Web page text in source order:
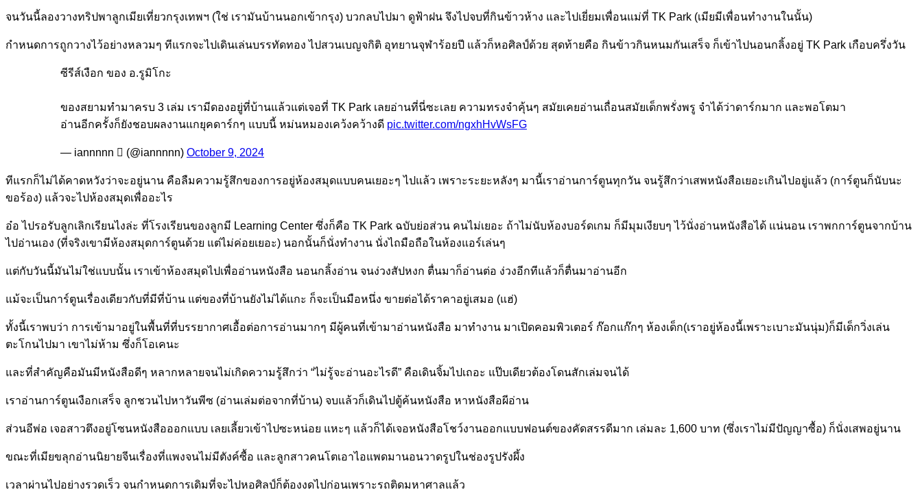
จนวันนี้ลองวางทริปพาลูกเมียเที่ยวกรุงเทพฯ (ใช่ เรามันบ้านนอกเข้ากรุง) บวกลบไปมา ดูฟ้าฝน จึงไปจบที่กินข้าวห้าง และไปเยี่ยมเพื่อนแม่ที่ TK Park (เมียมีเพื่อนทำงานในนั้น)
กำหนดการถูกวางไว้อย่างหลวมๆ ทีแรกจะไปเดินเล่นบรรทัดทอง ไปสวนเบญจกิติ อุทยานจุฬาร้อยปี แล้วก็หอศิลป์ด้วย สุดท้ายคือ กินข้าวกินหนมกันเสร็จ ก็เข้าไปนอนกลิ้งอยู่ TK Park เกือบครึ่งวัน
ซีรีส์เงือก ของ อ.รูมิโกะ
ของสยามทำมาครบ 3 เล่ม เรามีดองอยู่ที่บ้านแล้วแต่เจอที่ TK Park เลยอ่านที่นี่ซะเลย ความทรงจำคุ้นๆ สมัยเคยอ่านเถื่อนสมัยเด็กพรั่งพรู จำได้ว่าดาร์กมาก และพอโตมา
อ่านอีกครั้งก็ยังชอบผลงานแกยุคดาร์กๆ แบบนี้ หม่นหมองเคว้งคว้างดี pic.twitter.com/ngxhHvWsFG
— iannnnn  (@iannnnn) October 9, 2024
ทีแรกก็ไม่ได้คาดหวังว่าจะอยู่นาน คือลืมความรู้สึกของการอยู่ห้องสมุดแบบคนเยอะๆ ไปแล้ว เพราะระยะหลังๆ มานี้เราอ่านการ์ตูนทุกวัน จนรู้สึกว่าเสพหนังสือเยอะเกินไปอยู่แล้ว (การ์ตูนก็นับนะ
ขอร้อง) แล้วจะไปห้องสมุดเพื่ออะไร
อ๋อ ไปรอรับลูกเลิกเรียนไงล่ะ ที่โรงเรียนของลูกมี Learning Center ซึ่งก็คือ TK Park ฉบับย่อส่วน คนไม่เยอะ ถ้าไม่นับห้องบอร์ดเกม ก็มีมุมเงียบๆ ไว้นั่งอ่านหนังสือได้ แน่นอน เราพกการ์ตูนจากบ้าน
ไปอ่านเอง (ที่จริงเขามีห้องสมุดการ์ตูนด้วย แต่ไม่ค่อยเยอะ) นอกนั้นก็นั่งทำงาน นั่งไถมือถือในห้องแอร์เล่นๆ
แต่กับวันนี้มันไม่ใช่แบบนั้น เราเข้าห้องสมุดไปเพื่ออ่านหนังสือ นอนกลิ้งอ่าน จนง่วงสัปหงก ตื่นมาก็อ่านต่อ ง่วงอีกทีแล้วก็ตื่นมาอ่านอีก
แม้จะเป็นการ์ตูนเรื่องเดียวกับที่มีที่บ้าน แต่ของที่บ้านยังไม่ได้แกะ ก็จะเป็นมือหนึ่ง ขายต่อได้ราคาอยู่เสมอ (แฮ่)
ทั้งนี้เราพบว่า การเข้ามาอยู่ในพื้นที่ที่บรรยากาศเอื้อต่อการอ่านมากๆ มีผู้คนที่เข้ามาอ่านหนังสือ มาทำงาน มาเปิดคอมพิวเตอร์ ก๊อกแก๊กๆ ห้องเด็ก(เราอยู่ห้องนี้เพราะเบาะมันนุ่ม)ก็มีเด็กวิ่งเล่น
ตะโกนไปมา เขาไม่ห้าม ซึ่งก็โอเคนะ
และที่สำคัญคือมันมีหนังสือดีๆ หลากหลายจนไม่เกิดความรู้สึกว่า “ไม่รู้จะอ่านอะไรดี” คือเดินจิ้มไปเถอะ แป๊บเดียวต้องโดนสักเล่มจนได้
เราอ่านการ์ตูนเงือกเสร็จ ลูกชวนไปหาวันพีซ (อ่านเล่มต่อจากที่บ้าน) จบแล้วก็เดินไปตู้ค้นหนังสือ หาหนังสือผีอ่าน
ส่วนอีพ่อ เจอสาวตึงอยู่โซนหนังสือออกแบบ เลยเลี้ยวเข้าไปซะหน่อย แหะๆ แล้วก็ได้เจอหนังสือโชว์งานออกแบบฟอนต์ของคัดสรรดีมาก เล่มละ 1,600 บาท (ซึ่งเราไม่มีปัญญาซื้อ) ก็นั่งเสพอยู่นาน
ขณะที่เมียขลุกอ่านนิยายจีนเรื่องที่แพงจนไม่มีตังค์ซื้อ และลูกสาวคนโตเอาไอแพดมานอนวาดรูปในช่องรูปรังผึ้ง
เวลาผ่านไปอย่างรวดเร็ว จนกำหนดการเดิมที่จะไปหอศิลป์ก็ต้องงดไปก่อนเพราะรถติดมหาศาลแล้ว